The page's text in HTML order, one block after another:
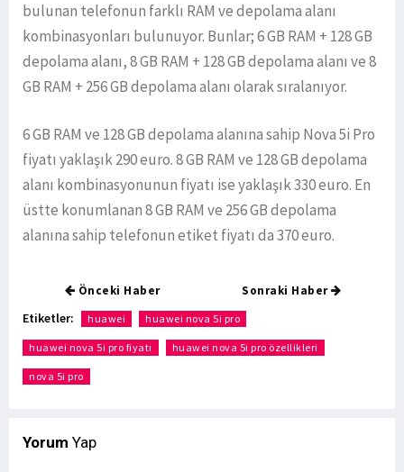
bulunan telefonun farklı RAM ve depolama alanı
kombinasyonları bulunuyor. Bunlar; 6 GB RAM + 128 GB
depolama alanı, 8 GB RAM + 128 GB depolama alanı ve 8
GB RAM + 256 GB depolama alanı olarak sıralanıyor.
6 GB RAM ve 128 GB depolama alanına sahip Nova 5i Pro
fiyatı yaklaşık 290 euro. 8 GB RAM ve 128 GB depolama
alanı kombinasyonunun fiyatı ise yaklaşık 330 euro. En
üstte konumlanan 8 GB RAM ve 256 GB depolama
alanına sahip telefonun etiket fiyatı da 370 euro.
Önceki Haber Sonraki Haber
Etiketler: huawei huawei nova 5i pro
huawei nova 5i pro fiyatı huawei nova 5i pro özellikleri
nova 5i pro
Yorum Yap